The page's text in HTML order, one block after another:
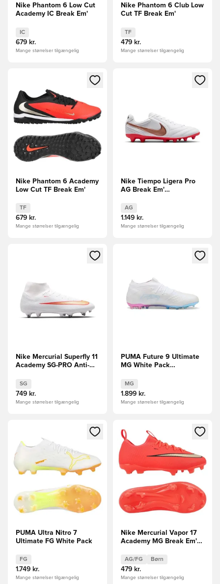
Nike Phantom 6 Low Cut
Academy IC Break Em'
IC
679 kr.
Mange størrelser tilgængelig
Nike Phantom 6 Club Low
Cut TF Break Em'
TF
479 kr.
Mange størrelser tilgængelig
Åbner en Modal til at logge ind eller tilmelde dig som
Nike Phantom 6 Academy
Low Cut TF Break Em'
TF
679 kr.
Mange størrelser tilgængelig
Åbner en Modal til at logge
Nike Tiempo Ligera Pro
AG Break Em'
AG
1.149 kr.
Mange størrelser tilgængelig
Åbner en Modal til at logge ind eller tilmelde dig som
Nike Mercurial Superfly 11
Academy SG-PRO Anti-
SG
749 kr.
Mange størrelser tilgængelig
Åbner en Modal til at logge
PUMA Future 9 Ultimate
MG White Pack
MG
1.899 kr.
Mange størrelser tilgængelig
Åbner en Modal til at logge ind eller tilmelde dig som
PUMA Ultra Nitro 7
Ultimate FG White Pack
FG
1.749 kr.
Mange størrelser tilgængelig
Åbner en Modal til at logge
Nike Mercurial Vapor 17
Academy MG Break Em'
AG/FG Børn
479 kr.
Mange størrelser tilgængelig